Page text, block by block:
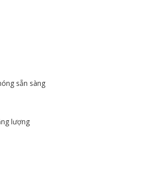
sẵn sàng
lượng